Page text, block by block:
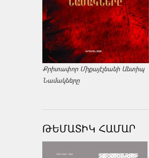
Քրիտափոր Միքայէլեանի Անտիպ
Նամակները
ԹԵՄԱՏԻԿ ՀԱՄԱՐ